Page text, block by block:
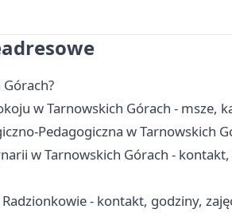
w Tarnowskich Górach - msze,
Pedagogiczna w Tarnowskich
w Tarnowskich Górach -
- kontakt, godziny,